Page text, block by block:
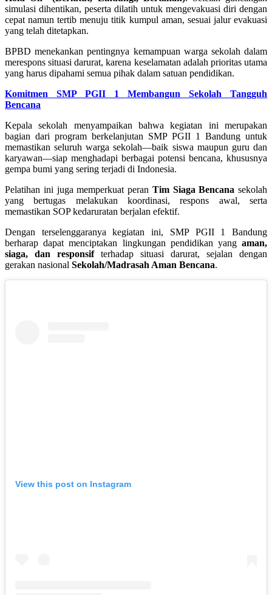
simulasi dihentikan, peserta dilatih untuk mengevakuasi diri dengan
cepat namun tertib menuju titik kumpul aman, sesuai jalur evakuasi
yang telah ditetapkan.
BPBD menekankan pentingnya kemampuan warga sekolah dalam
merespons situasi darurat, karena keselamatan adalah prioritas utama
yang harus dipahami semua pihak dalam satuan pendidikan.
Komitmen SMP PGII 1 Membangun Sekolah Tangguh
Bencana
Kepala sekolah menyampaikan bahwa kegiatan ini merupakan
bagian dari program berkelanjutan SMP PGII 1 Bandung untuk
memastikan seluruh warga sekolah—baik siswa maupun guru dan
karyawan—siap menghadapi berbagai potensi bencana, khususnya
gempa bumi yang sering terjadi di Indonesia.
Pelatihan ini juga memperkuat peran Tim Siaga Bencana sekolah
yang bertugas melakukan koordinasi, respons awal, serta
memastikan SOP kedaruratan berjalan efektif.
Dengan terselenggaranya kegiatan ini, SMP PGII 1 Bandung
berharap dapat menciptakan lingkungan pendidikan yang aman,
siaga, dan responsifterhadap situasi darurat, sejalan dengan
gerakan nasional Sekolah/Madrasah Aman Bencana.
View this post on Instagram